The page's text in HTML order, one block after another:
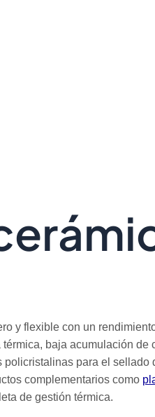
y flexible con un
baja acumulación
para el
complementarios como
de gestión térmica.